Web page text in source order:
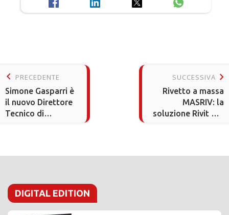
keyboard_arrow_left PRECEDENTE
Simone Gasparri è
il nuovo Direttore
Tecnico di
SUCCESSIVA keyboard_arrow_right
Rivetto a massa
MASRIV: la
soluzione Rivit per
DIGITAL EDITION